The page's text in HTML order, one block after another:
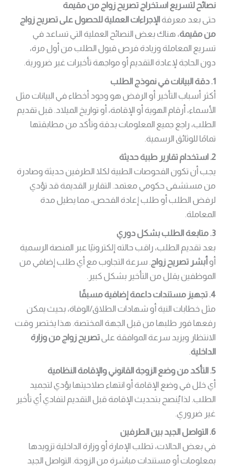
نصائح لتسريع استخراج تصريح زواج من مقيمة
حتى بعد معرفةالإجراءات العملية للحصول على تصريح زواج
من مقيمة، هناك بعض النصائح العملية التي تساعد في
تسريع المعاملة وزيادة فرص قبول الطلب من أول مرة،
دون الحاجة لإعادة التقديم أو مواجهة تأخيرات غير ضرورية.
1. دقة البيانات في نموذج الطلب
أكثر أسباب التأخير أو الرفض هو وجود أخطاء في البيانات مثل
الأسماء، أرقام الهوية أو الإقامة، أو تواريخ الميلاد. قبل تقديم
الطلب، راجع جميع المعلومات بدقة وتأكد من مطابقتها
تمامًا للوثائق الرسمية.
2. استخدام تقارير طبية حديثة
يجب أن تكون الفحوصات الطبية لكلا الطرفين حديثة وصادرة
من مستشفى حكومي معتمد. التقارير القديمة قد تؤدي
لرفض الطلب أو طلب إعادة الفحص، مما يطيل مدة
المعاملة.
3. متابعة الطلب بشكل دوري
بعد تقديم الطلب، راقب حالته إلكترونيًا عبر المنصة الرسمية
أوأبشر تصريح زواج. سرعة التجاوب مع أي طلب إضافي من
الموظفين يقلل من التأخير بشكل كبير.
4. تجهيز مستندات داعمة إضافية مسبقًا
مثل خطابات النية أو شهادات الطلاق/الوفاة، بحيث يمكن
رفعها فور طلبها من قبل الجهة المختصة. هذا يختصر وقت
الانتظار ويزيد سرعة الموافقة علىتصريح زواج من وزارة
الداخلية.
5. التأكد من وضع الزوجة القانوني والإقامة النظامية
أي خلل في وضع الإقامة أو انتهاء صلاحيتها يؤدي لتجميد
الطلب. لذا يُنصح بتحديث الإقامة قبل التقديم لتفادي أي تأخير
غير ضروري.
6. التواصل الجيد بين الطرفين
في بعض الحالات، تطلب الإمارة أو وزارة الداخلية تزويدها
بمعلومات أو مستندات مباشرة من الزوجة. التواصل الجيد